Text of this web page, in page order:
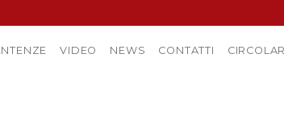
VIDEO NEWS CONTATTI